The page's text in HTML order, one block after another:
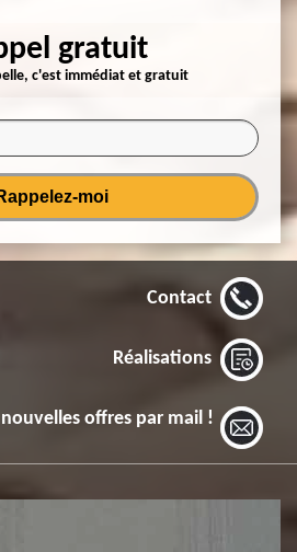
gratuit
c'est immédiat et gratuit
Contact
Réalisations
offres par mail !